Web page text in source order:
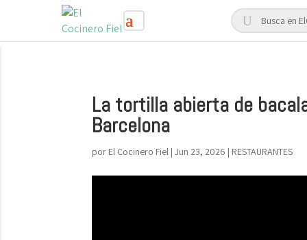
La tortilla abierta de
Barcelona
por El Cocinero Fiel |Jun 23, 2026 | RESTAURANTES